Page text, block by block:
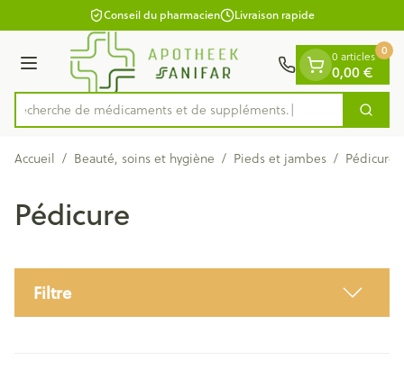
Aller au contenu
1 de 1Conseil du pharmacien Livraison rapide
Menu
Rechercher
Recherche de médicaments
0 articles
0,00 €
0
Accueil / Beauté, soins et hygiène / Pieds et jambes / Pédicure
Pédicure
Filtre